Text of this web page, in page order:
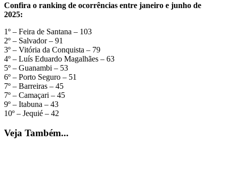
Confira o ranking de ocorrências entre janeiro e junho de
2025:
1º – Feira de Santana – 103
2º – Salvador – 91
3º – Vitória da Conquista – 79
4º – Luís Eduardo Magalhães – 63
5º – Guanambi – 53
6º – Porto Seguro – 51
7º – Barreiras – 45
7º – Camaçari – 45
9º – Itabuna – 43
10º – Jequié – 42
Veja Também...